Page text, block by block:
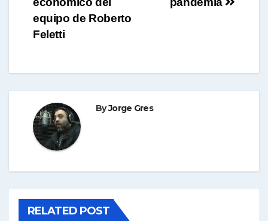
equipo de Roberto
Feletti
ByJorge Gres
RELATED POST